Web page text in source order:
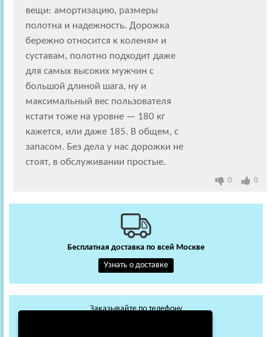
вещи: амортизацию, размеры
полотна и надежность. Дорожка
бережно относится к коленям и
суставам, полотно подходит даже
для самых высоких мужчин с
большой длиной шага, ну и
максимальный вес пользователя
кстати тоже на уровне — 180 кг
кажется, или даже 185. В общем, с
запасом. Без дела у нас дорожки не
стоят, в обслуживании простые.
0 0
Бесплатная доставка по всей Москве
Узнать о доставке
Заказывайте по телефону